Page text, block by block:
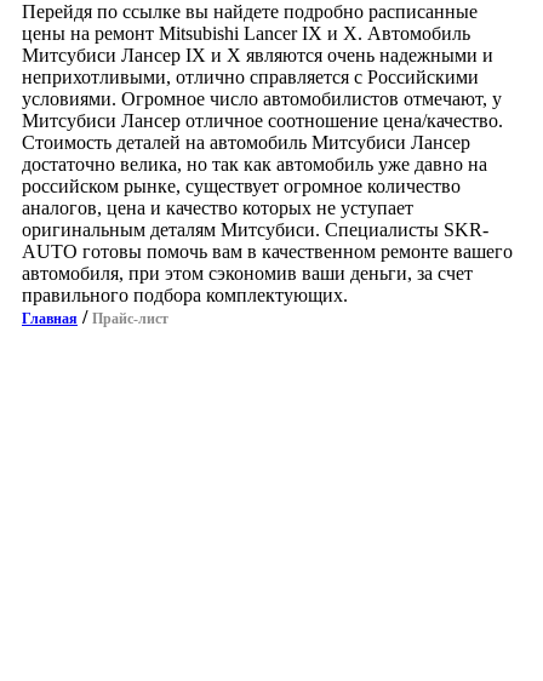
Перейдя по ссылке вы найдете подробно расписанные
цены на ремонт Mitsubishi Lancer IX и X. Автомобиль
Митсубиси Лансер IX и X являются очень надежными и
неприхотливыми, отлично справляется с Российскими
условиями. Огромное число автомобилистов отмечают, у
Митсубиси Лансер отличное соотношение цена/качество.
Стоимость деталей на автомобиль Митсубиси Лансер
достаточно велика, но так как автомобиль уже давно на
российском рынке, существует огромное количество
аналогов, цена и качество которых не уступает
оригинальным деталям Митсубиси. Специалисты SKR-
AUTO готовы помочь вам в качественном ремонте вашего
автомобиля, при этом сэкономив ваши деньги, за счет
правильного подбора комплектующих.
Главная / Прайс-лист